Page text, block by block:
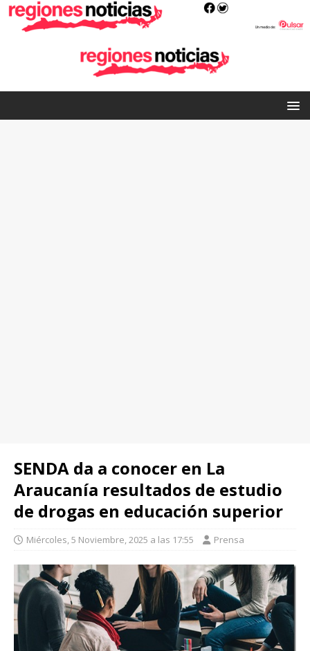
SENDA da a conocer en La
Araucanía resultados de estudio
de drogas en educación superior
Miércoles, 5 Noviembre, 2025 a las 17:55 Prensa